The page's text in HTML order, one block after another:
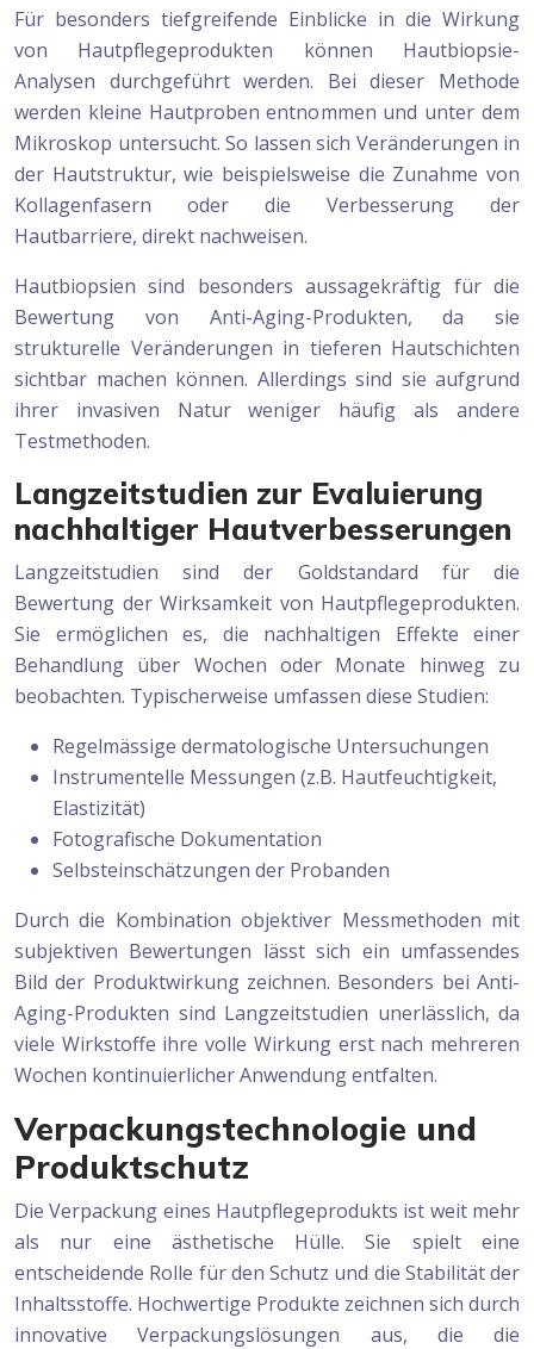
Für besonders tiefgreifende Einblicke in die Wirkung
von Hautpflegeprodukten können Hautbiopsie-
Analysen durchgeführt werden. Bei dieser Methode
werden kleine Hautproben entnommen und unter dem
Mikroskop untersucht. So lassen sich Veränderungen in
der Hautstruktur, wie beispielsweise die Zunahme von
Kollagenfasern oder die Verbesserung der
Hautbarriere, direkt nachweisen.
Hautbiopsien sind besonders aussagekräftig für die
Bewertung von Anti-Aging-Produkten, da sie
strukturelle Veränderungen in tieferen Hautschichten
sichtbar machen können. Allerdings sind sie aufgrund
ihrer invasiven Natur weniger häufig als andere
Testmethoden.
Langzeitstudien zur Evaluierung
nachhaltiger Hautverbesserungen
Langzeitstudien sind der Goldstandard für die
Bewertung der Wirksamkeit von Hautpflegeprodukten.
Sie ermöglichen es, die nachhaltigen Effekte einer
Behandlung über Wochen oder Monate hinweg zu
beobachten. Typischerweise umfassen diese Studien:
Regelmässige dermatologische Untersuchungen
Instrumentelle Messungen (z.B. Hautfeuchtigkeit,
Elastizität)
Fotografische Dokumentation
Selbsteinschätzungen der Probanden
Durch die Kombination objektiver Messmethoden mit
subjektiven Bewertungen lässt sich ein umfassendes
Bild der Produktwirkung zeichnen. Besonders bei Anti-
Aging-Produkten sind Langzeitstudien unerlässlich, da
viele Wirkstoffe ihre volle Wirkung erst nach mehreren
Wochen kontinuierlicher Anwendung entfalten.
Verpackungstechnologie und
Produktschutz
Die Verpackung eines Hautpflegeprodukts ist weit mehr
als nur eine ästhetische Hülle. Sie spielt eine
entscheidende Rolle für den Schutz und die Stabilität der
Inhaltsstoffe. Hochwertige Produkte zeichnen sich durch
innovative Verpackungslösungen aus, die die